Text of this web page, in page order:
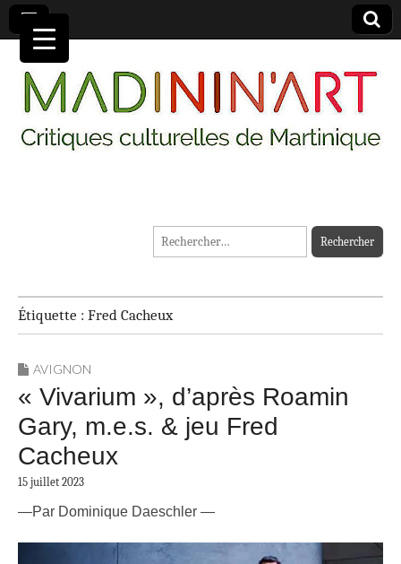
MADININ'ART
Rechercher :
Étiquette : Fred Cacheux
AVIGNON
« Vivarium », d’après Roamin
Gary, m.e.s. & jeu Fred
Cacheux
15 juillet 2023
—Par Dominique Daeschler —